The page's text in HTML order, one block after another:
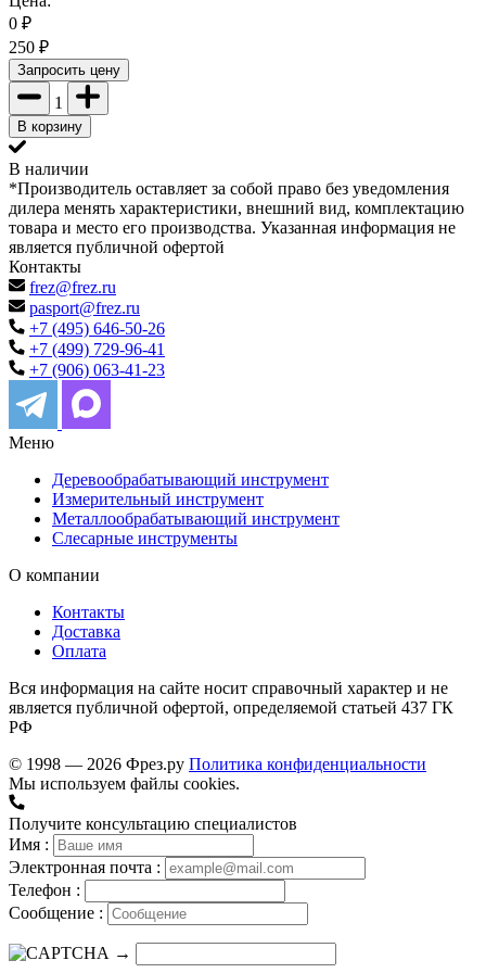
0 ₽
250 ₽
Запросить цену
1
В корзину
В наличии
*Производитель оставляет за собой право без уведомления
дилера менять характеристики, внешний вид, комплектацию
товара и место его производства. Указанная информация не
является публичной офертой
Контакты
frez@frez.ru
pasport@frez.ru
+7 (495) 646-50-26
+7 (499) 729-96-41
+7 (906) 063-41-23
Меню
Деревообрабатывающий инструмент
Измерительный инструмент
Металлообрабатывающий инструмент
Слесарные инструменты
О компании
Контакты
Доставка
Оплата
Вся информация на сайте носит справочный характер и не
является публичной офертой, определяемой статьей 437 ГК
РФ
© 1998 — 2026 Фрез.ру Политика конфиденциальности
Мы используем файлы cookies.
Получите консультацию специалистов
Имя :
Электронная почта :
Телефон :
Сообщение :
→